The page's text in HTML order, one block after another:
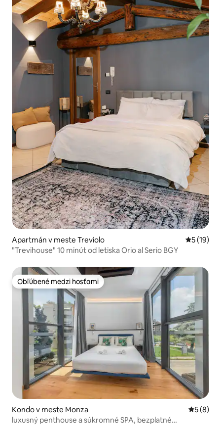
Apartmán v meste Treviolo
5 (19)
"Trevihouse" 10 minút od letiska Orio al Serio BGY
Obľúbené medzi hosťami
Obľúbené medzi hosťami
Kondo v meste Monza
5 (8)
luxusný penthouse a súkromné SPA, bezplatné